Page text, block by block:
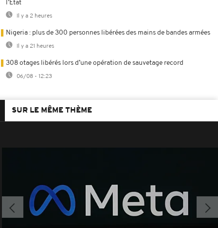
l’État
Il y a 2 heures
Nigeria : plus de 300 personnes libérées des mains de bandes armées
Il y a 21 heures
308 otages libérés lors d’une opération de sauvetage record
06/08 - 12:23
SUR LE MÊME THÈME